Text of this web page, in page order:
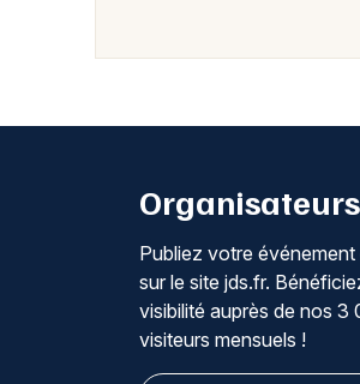
Organisateurs
Publiez votre
sur le site jds.fr.
visibilité auprès de nos 3
visiteurs mensuels !